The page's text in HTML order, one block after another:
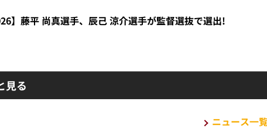
】藤平 尚真選手、辰己 涼介選手が監督選抜で選出!
見る
ニュース一